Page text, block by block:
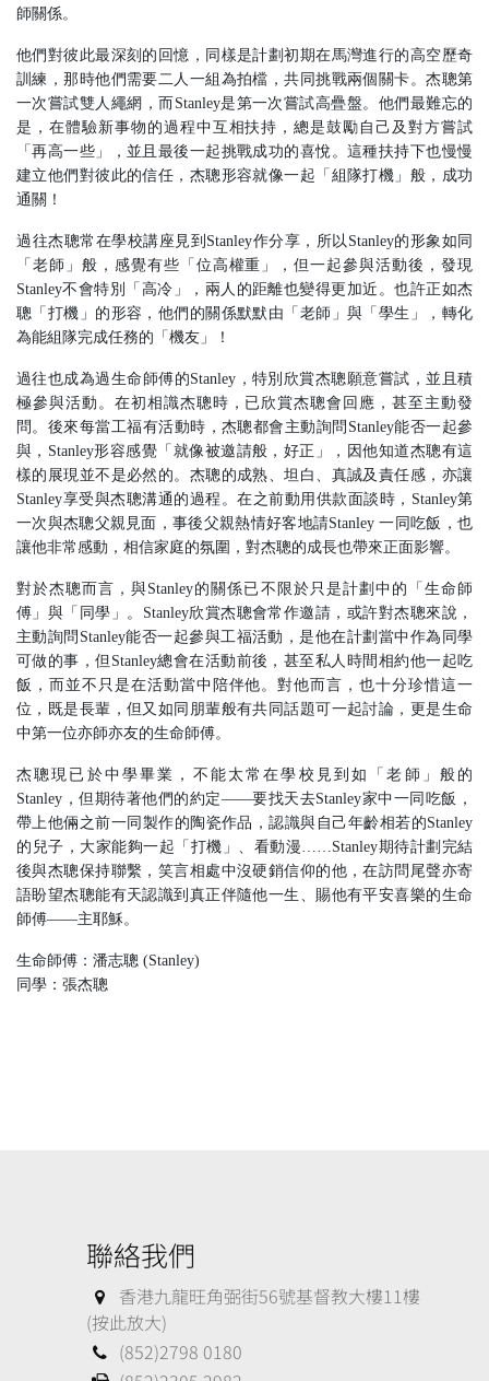
師關係。
他們對彼此最深刻的回憶，同樣是計劃初期在馬灣進行的高空歷奇
訓練，那時他們需要二人一組為拍檔，共同挑戰兩個關卡。杰聰第
一次嘗試雙人繩網，而Stanley是第一次嘗試高疊盤。他們最難忘的
是，在體驗新事物的過程中互相扶持，總是鼓勵自己及對方嘗試
「再高一些」，並且最後一起挑戰成功的喜悅。這種扶持下也慢慢
建立他們對彼此的信任，杰聰形容就像一起「組隊打機」般，成功
通關！
過往杰聰常在學校講座見到 Stanley作分享，所以 Stanley的形象如同
「老師」般，感覺有些「位高權重」，但一起參與活動後，發現
Stanley不會特別「高冷」，兩人的距離也變得更加近。也許正如杰
聰「打機」的形容，他們的關係默默由「老師」與「學生」，轉化
為能組隊完成任務的「機友」！
過往也成為過生命師傅的Stanley ，特別欣賞杰聰願意嘗試，並且積
極參與活動。在初相識杰聰時，已欣賞杰聰會回應，甚至主動發
問。後來每當工福有活動時，杰聰都會主動詢問 Stanley能否一起參
與， Stanley形容感覺「就像被邀請般，好正」，因他知道杰聰有這
樣的展現並不是必然的。杰聰的成熟、坦白、真誠及責任感，亦讓
Stanley享受與杰聰溝通的過程。在之前動用供款面談時， Stanley第
一次與杰聰父親見面，事後父親熱情好客地請Stanley一同吃飯，也
讓他非常感動，相信家庭的氛圍，對杰聰的成長也帶來正面影響。
對於杰聰而言，與Stanley的關係已不限於只是計劃中的「生命師
傅」與「同學」。 Stanley欣賞杰聰會常作邀請，或許對杰聰來說，
主動詢問 Stanley能否一起參與工福活動，是他在計劃當中作為同學
可做的事，但 Stanley總會在活動前後，甚至私人時間相約他一起吃
飯，而並不只是在活動當中陪伴他。對他而言，也十分珍惜這一
位，既是長輩，但又如同朋輩般有共同話題可一起討論，更是生命
中第一位亦師亦友的生命師傅。
杰聰現已於中學畢業，不能太常在學校見到如「老師」般的
Stanley ，但期待著他們的約定——要找天去Stanley家中一同吃飯，
帶上他倆之前一同製作的陶瓷作品，認識與自己年齡相若的Stanley
的兒子，大家能夠一起「打機」、看動漫 ……Stanley期待計劃完結
後與杰聰保持聯繫，笑言相處中沒硬銷信仰的他，在訪問尾聲亦寄
語盼望杰聰能有天認識到真正伴隨他一生、賜他有平安喜樂的生命
師傅——主耶穌。
生命師傅：潘志聰 (Stanley)
同學：張杰聰
聯絡我們
香港九龍旺角弼街56號基督教大樓11樓
(按此放大)
(852)2798 0180